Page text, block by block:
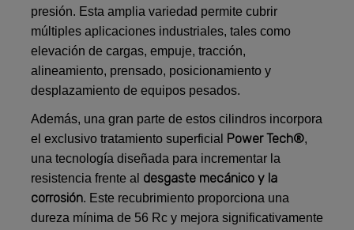
presión. Esta amplia variedad permite cubrir
múltiples aplicaciones industriales, tales como
elevación de cargas, empuje, tracción,
alineamiento, prensado, posicionamiento y
desplazamiento de equipos pesados.
Además, una gran parte de estos cilindros incorpora
el exclusivo tratamiento superficial Power Tech®,
una tecnología diseñada para incrementar la
resistencia frente al desgaste mecánico y la
corrosión. Este recubrimiento proporciona una
dureza mínima de 56 Rc y mejora significativamente